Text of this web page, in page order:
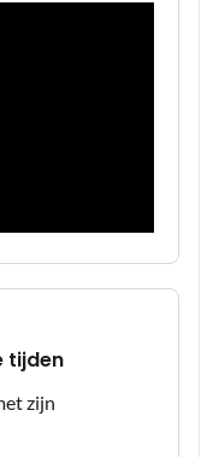
tijden
zijn